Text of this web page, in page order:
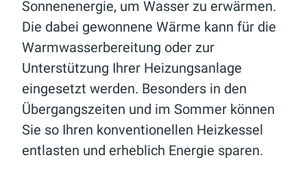
Sonnenenergie, um Wasser zu erwärmen.
Die dabei gewonnene Wärme kann für die
Warmwasserbereitung oder zur
Unterstützung Ihrer Heizungsanlage
eingesetzt werden. Besonders in den
Übergangszeiten und im Sommer können
Sie so Ihren konventionellen Heizkessel
entlasten und erheblich Energie sparen.